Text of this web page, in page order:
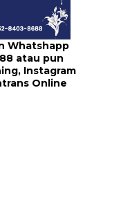
Whatshapp
atau pun
, Instagram
Online